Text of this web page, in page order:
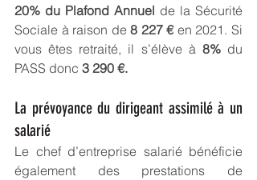
20% du Plafond Annuel de la Sécurité
Sociale à raison de 8 227 € en 2021. Si
vous êtes retraité, il s’élève à 8% du
PASS donc 3 290 €.
La prévoyance du dirigeant assimilé à un
salarié
Le chef d’entreprise salarié bénéficie
également des prestations de